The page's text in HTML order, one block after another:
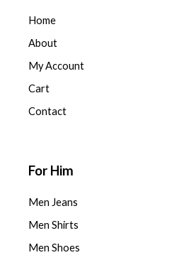
Home
About
My Account
Cart
Contact
For Him
Men Jeans
Men Shirts
Men Shoes